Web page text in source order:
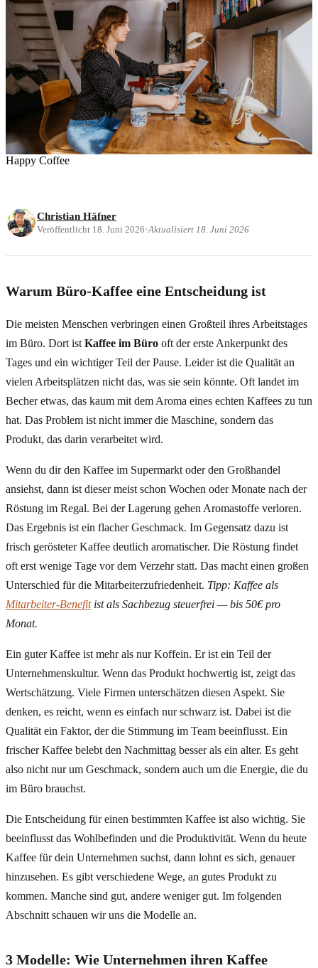
Happy Coffee
Christian Häfner
Veröffentlicht 18. Juni 2026•Aktualisiert 18. Juni 2026
Warum Büro-Kaffee eine Entscheidung ist
Die meisten Menschen verbringen einen Großteil ihres Arbeitstages
im Büro. Dort ist Kaffee im Büro oft der erste Ankerpunkt des
Tages und ein wichtiger Teil der Pause. Leider ist die Qualität an
vielen Arbeitsplätzen nicht das, was sie sein könnte. Oft landet im
Becher etwas, das kaum mit dem Aroma eines echten Kaffees zu tun
hat. Das Problem ist nicht immer die Maschine, sondern das
Produkt, das darin verarbeitet wird.
Wenn du dir den Kaffee im Supermarkt oder den Großhandel
ansiehst, dann ist dieser meist schon Wochen oder Monate nach der
Röstung im Regal. Bei der Lagerung gehen Aromastoffe verloren.
Das Ergebnis ist ein flacher Geschmack. Im Gegensatz dazu ist
frisch gerösteter Kaffee deutlich aromatischer. Die Röstung findet
oft erst wenige Tage vor dem Verzehr statt. Das macht einen großen
Unterschied für die Mitarbeiterzufriedenheit. Tipp: Kaffee als
Mitarbeiter-Benefitist als Sachbezug steuerfrei — bis 50€ pro
Monat.
Ein guter Kaffee ist mehr als nur Koffein. Er ist ein Teil der
Unternehmenskultur. Wenn das Produkt hochwertig ist, zeigt das
Wertschätzung. Viele Firmen unterschätzen diesen Aspekt. Sie
denken, es reicht, wenn es einfach nur schwarz ist. Dabei ist die
Qualität ein Faktor, der die Stimmung im Team beeinflusst. Ein
frischer Kaffee belebt den Nachmittag besser als ein alter. Es geht
also nicht nur um Geschmack, sondern auch um die Energie, die du
im Büro brauchst.
Die Entscheidung für einen bestimmten Kaffee ist also wichtig. Sie
beeinflusst das Wohlbefinden und die Produktivität. Wenn du heute
Kaffee für dein Unternehmen suchst, dann lohnt es sich, genauer
hinzusehen. Es gibt verschiedene Wege, an gutes Produkt zu
kommen. Manche sind gut, andere weniger gut. Im folgenden
Abschnitt schauen wir uns die Modelle an.
3 Modelle: Wie Unternehmen ihren Kaffee